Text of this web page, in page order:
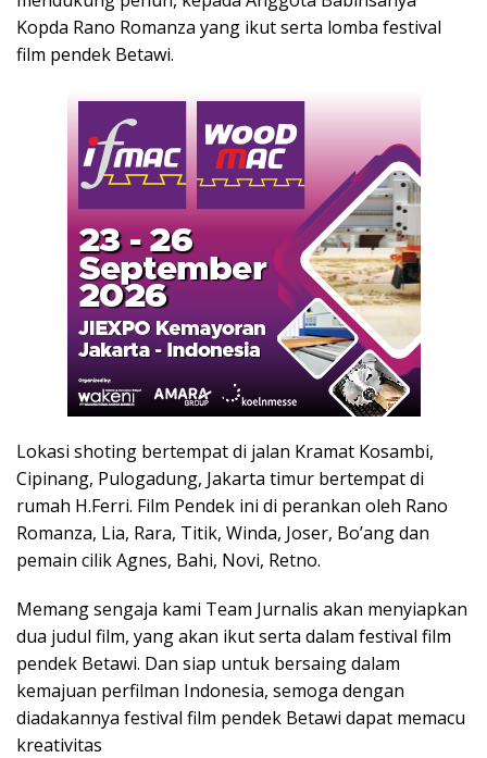
Kopda Rano Romanza yang ikut serta lomba festival
film pendek Betawi.
Lokasi shoting bertempat di jalan Kramat Kosambi,
Cipinang, Pulogadung, Jakarta timur bertempat di
rumah H.Ferri. Film Pendek ini di perankan oleh Rano
Romanza, Lia, Rara, Titik, Winda, Joser, Bo’ang dan
pemain cilik Agnes, Bahi, Novi, Retno.
Memang sengaja kami Team Jurnalis akan menyiapkan
dua judul film, yang akan ikut serta dalam festival film
pendek Betawi. Dan siap untuk bersaing dalam
kemajuan perfilman Indonesia, semoga dengan
diadakannya festival film pendek Betawi dapat memacu
kreativitas